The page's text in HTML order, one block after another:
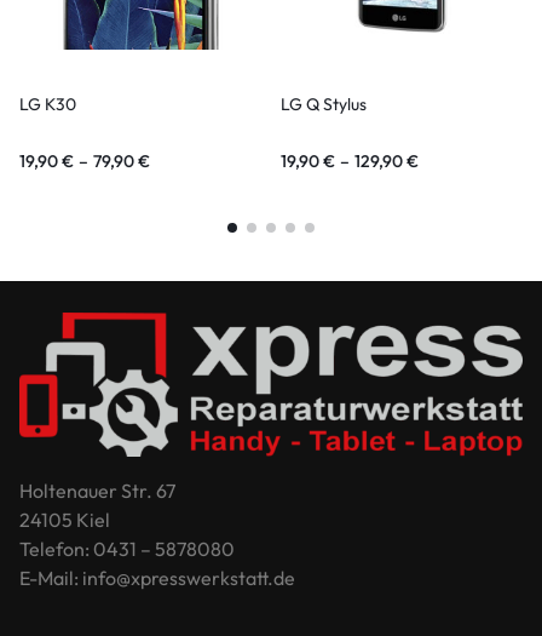
LG K30
19,90€ – 79,90€
LG Q Stylus
19,90€ – 129,90€
Holtenauer Str. 67
24105 Kiel
Telefon: 0431 – 5878080
E-Mail: info@xpresswerkstatt.de